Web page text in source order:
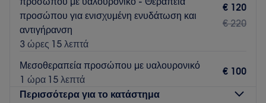
προσώπου για ενισχυμένη ενυδάτωση και
αντιγήρανση
3 ώρες 15 λεπτά
€ 120
€ 220
Μεσοθεραπεία προσώπου με υαλουρονικό
1 ώρα 15 λεπτά
€ 100
Περισσότερα για το κατάστημα